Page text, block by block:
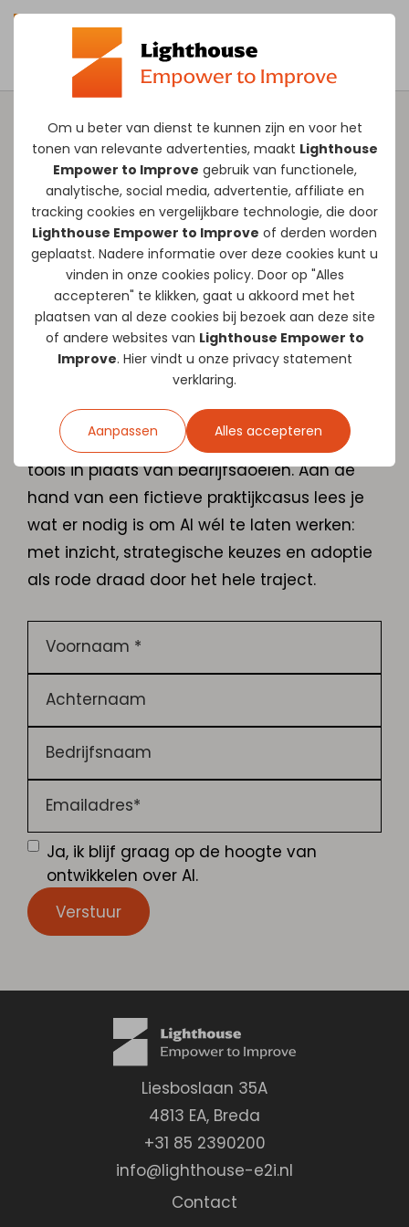
Om u beter van dienst te kunnen zijn en voor het
tonen van relevante advertenties, maakt Lighthouse
Empower to Improve gebruik van functionele,
analytische, social media, advertentie, affiliate en
tracking cookies en vergelijkbare technologie, die door
Lighthouse Empower to Improve of derden worden
geplaatst. Nadere informatie over deze cookies kunt u
vinden in onze cookies policy. Door op "Alles
accepteren" te klikken, gaat u akkoord met het
plaatsen van al deze cookies bij bezoek aan deze site
of andere websites van Lighthouse Empower to
Improve. Hier vindt u onze privacy statement
verklaring.
Aanpassen Alles accepteren
Lighthouse AI
transitie
whitepaper: AI
succesvol invoeren
in de praktijk
Vraag de
Lighthouse whitepaper succesvolle AI
transitieaan en ontdek hoe AI misgaat
wanneer organisaties starten vanuit losse
tools in plaats van bedrijfsdoelen. Aan de
hand van een fictieve praktijkcasus lees je
wat er nodig is om AI wél te laten werken:
met inzicht, strategische keuzes en adoptie
als rode draad door het hele traject.
Voornaam *
Achternaam
Bedrijfsnaam
Emailadres*
Ja, ik blijf graag op de hoogte van
ontwikkelen over AI.
Verstuur
Liesboslaan 35A
4813 EA, Breda
+31 85 2390200
info@lighthouse-e2i.nl
Contact